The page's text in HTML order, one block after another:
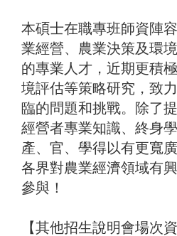
本碩士在職專班師資陣
業經營、農業決策及環
的專業人才，近期更積
境評估等策略研究，致
臨的問題和挑戰。除了
經營者專業知識、終身
產、官、學得以有更寬
各界對農業經濟領域有
參與！
【其他招生說明會場次資